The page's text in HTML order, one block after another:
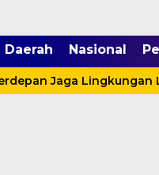
Daerah Nasional
Jaga Lingkungan Lewat